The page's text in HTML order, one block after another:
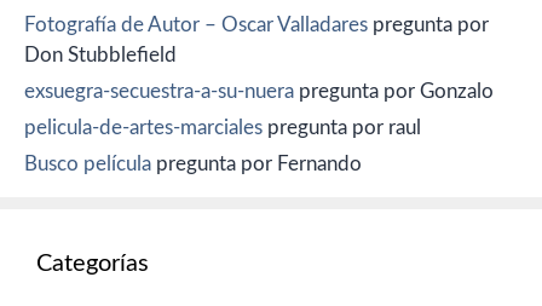
Fotografía de Autor – Oscar Valladares pregunta por
Don Stubblefield
exsuegra-secuestra-a-su-nuera pregunta por Gonzalo
pelicula-de-artes-marciales pregunta por raul
Busco película pregunta por Fernando
Categorías